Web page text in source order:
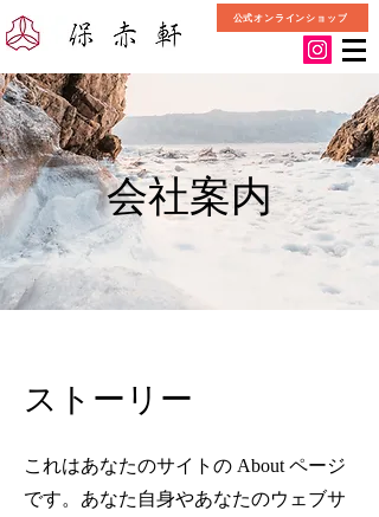
公式オンラインショップ
会社案内
ストーリー
これはあなたのサイトの About ページ
です。あなた自身やあなたのウェブサ